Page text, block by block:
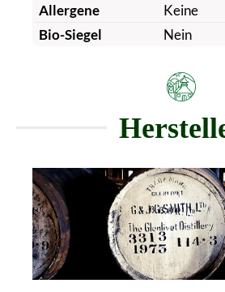
Allergene
Keine
Bio-Siegel
Nein